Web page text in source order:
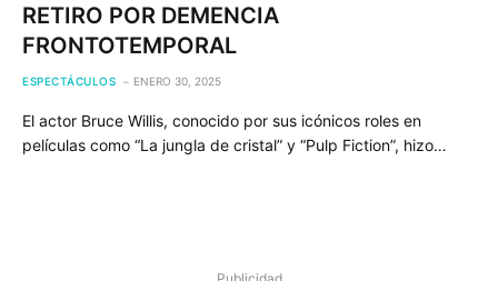
RETIRO POR DEMENCIA
FRONTOTEMPORAL
ESPECTÁCULOS ENERO 30, 2025
El actor Bruce Willis, conocido por sus icónicos roles en
películas como “La jungla de cristal” y “Pulp Fiction”, hizo…
Publicidad